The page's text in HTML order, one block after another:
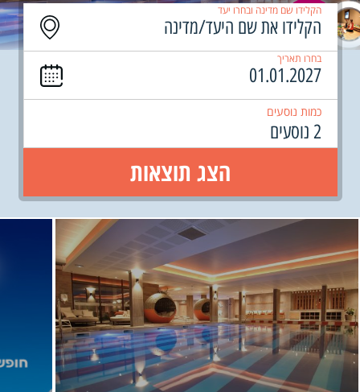
‹
›
הקלידו שם מדינה ובחרו יעד
בחרו תאריך
כמות נוסעים
2 נוסעים
הצג תוצאות